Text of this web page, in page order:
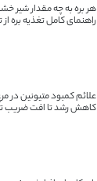
هر بره به چه مقدار شیر
راهنمای کامل تغذیه بره از
علائم کمبود متیونین در
کاهش رشد تا افت ضریب